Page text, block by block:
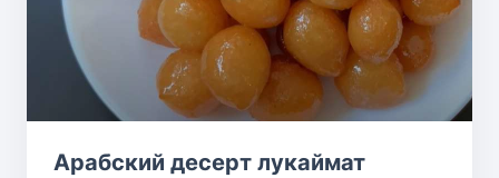
Арабский десерт лукаймат